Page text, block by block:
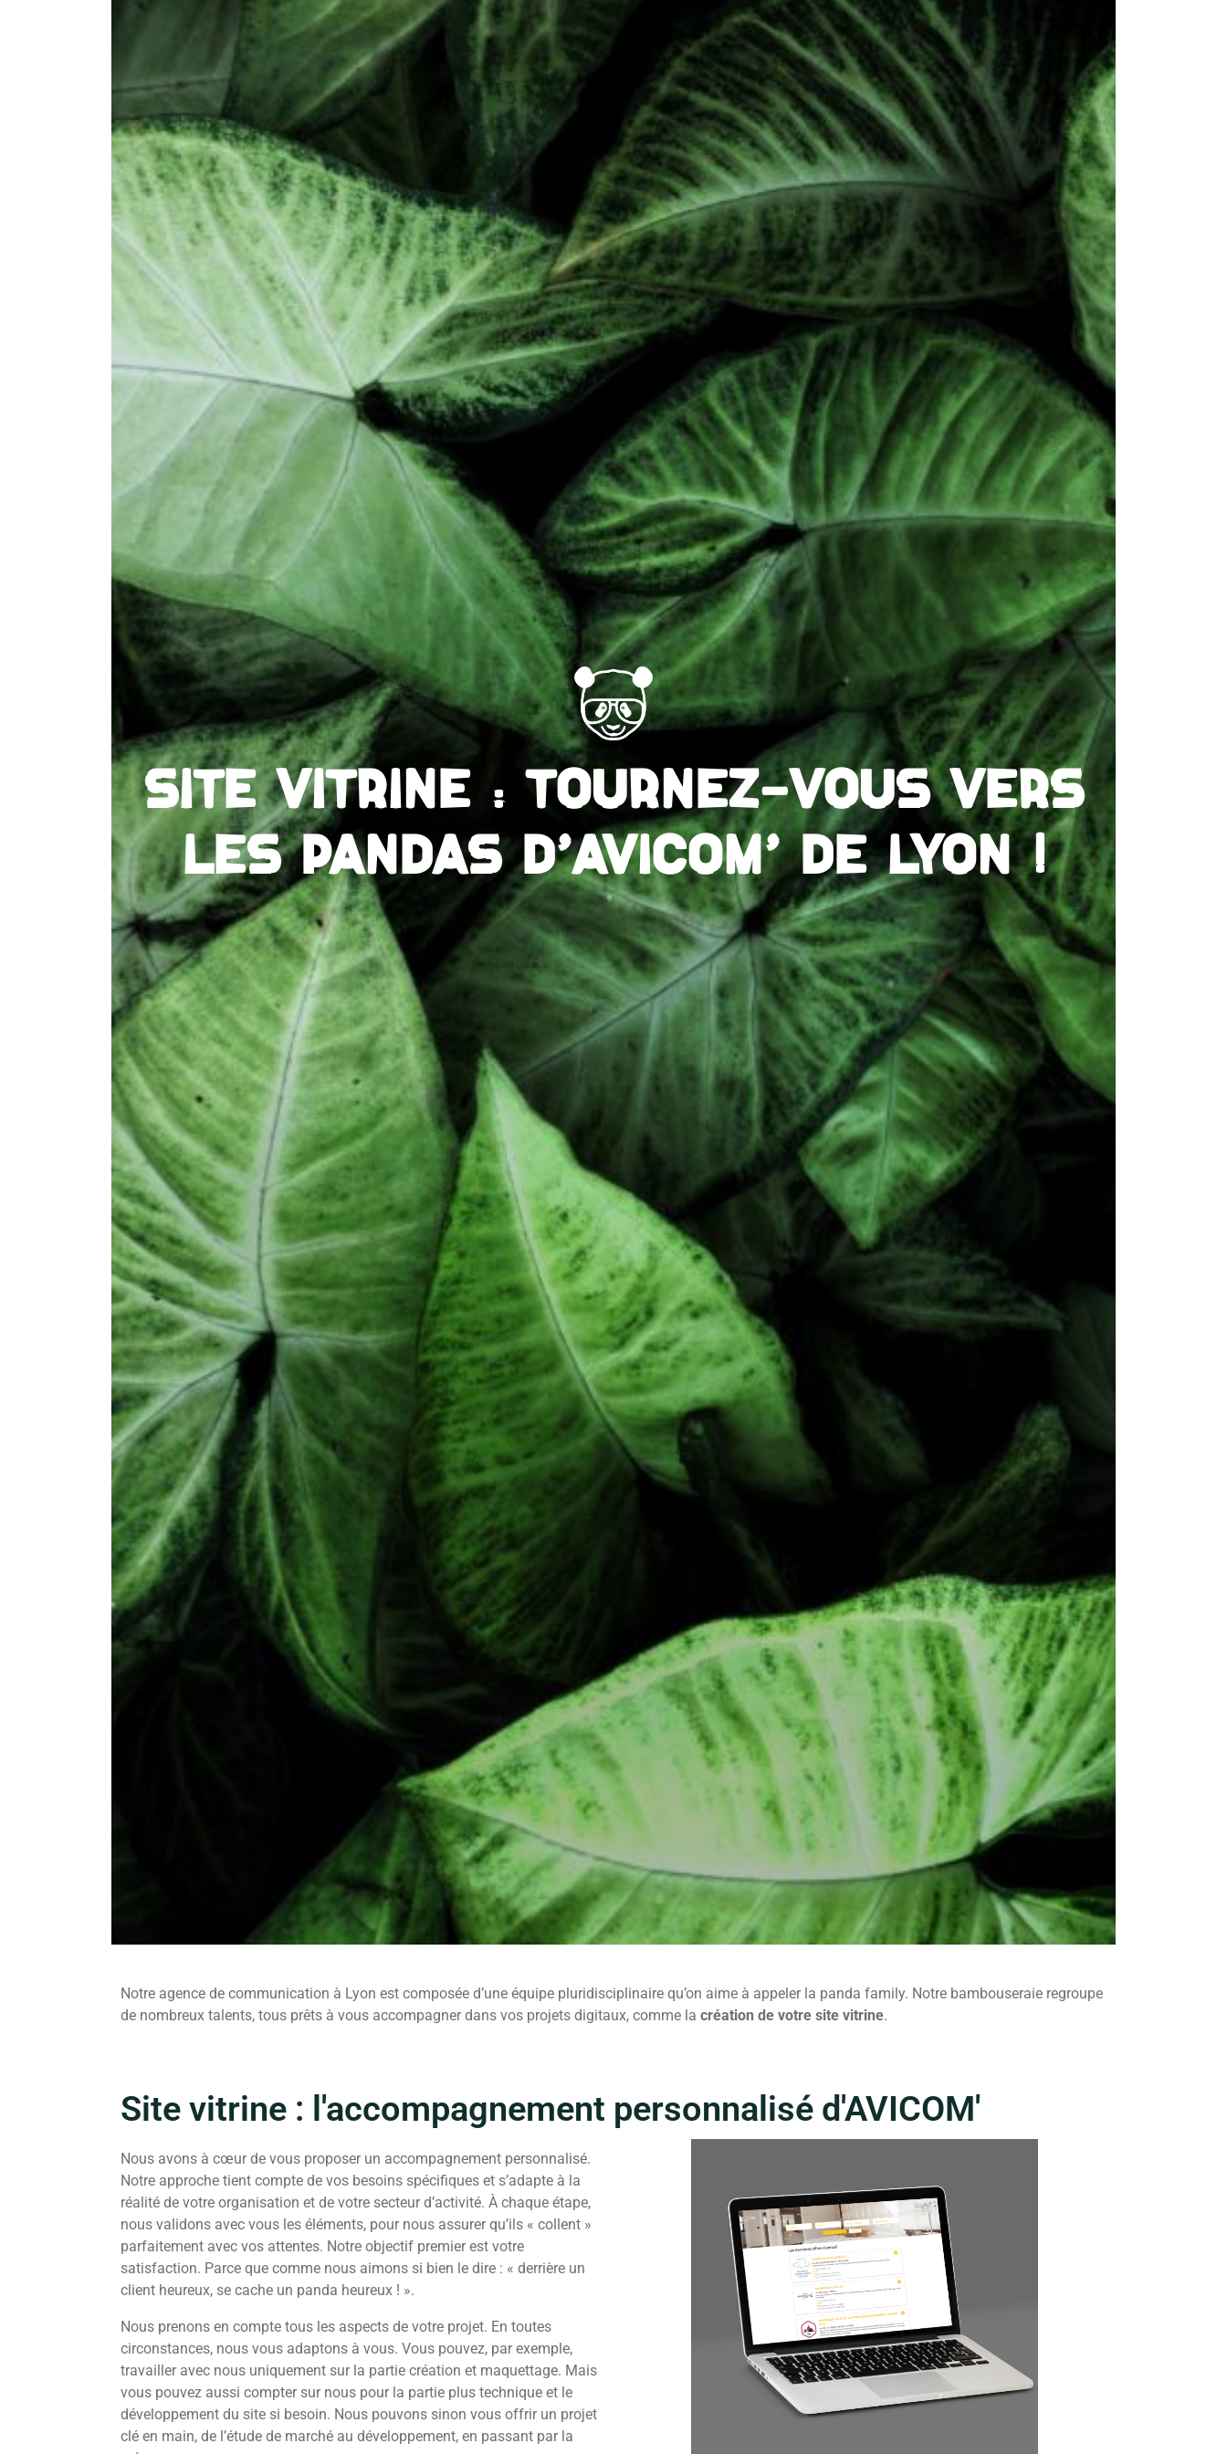
SITE VITRINE : TOURNEZ-VOUS VERS
LES PANDAS D'AVICOM' DE LYON !
Notre agence de communication à Lyon est composée d’une équipe pluridisciplinaire qu’on aime à appeler la panda family. Notre bambouseraie regroupe
de nombreux talents, tous prêts à vous accompagner dans vos projets digitaux, comme la création de votre site vitrine.
Site vitrine : l'accompagnement personnalisé d'AVICOM'
Nous avons à cœur de vous proposer un accompagnement personnalisé.
Notre approche tient compte de vos besoins spécifiques et s’adapte à la
réalité de votre organisation et de votre secteur d’activité. À chaque étape,
nous validons avec vous les éléments, pour nous assurer qu’ils « collent »
parfaitement avec vos attentes. Notre objectif premier est votre
satisfaction. Parce que comme nous aimons si bien le dire : « derrière un
client heureux, se cache un panda heureux ! ».
Nous prenons en compte tous les aspects de votre projet. En toutes
circonstances, nous vous adaptons à vous. Vous pouvez, par exemple,
travailler avec nous uniquement sur la partie création et maquettage. Mais
vous pouvez aussi compter sur nous pour la partie plus technique et le
développement du site si besoin. Nous pouvons sinon vous offrir un projet
clé en main, de l’étude de marché au développement, en passant par la